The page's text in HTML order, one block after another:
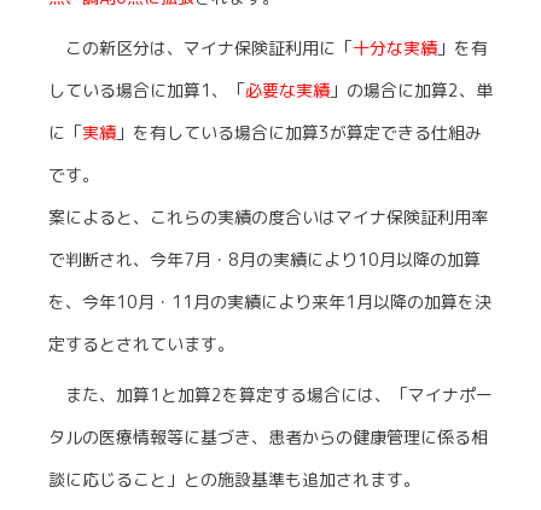
この新区分は、マイナ保険証利用に「十分な実績 」を有
している場合に加算1、「必要な実績 」の場合に加算2、単
に「実績 」を有している場合に加算3が算定できる仕組み
です。
案によると、これらの実績の度合いはマイナ保険証利用率
で判断され、今年7月・8月の実績により10月以降の加算
を、今年10月・11月の実績により来年1月以降の加算を決
定するとされています。
また、加算1と加算2を算定する場合には、「マイナポー
タルの医療情報等に基づき、患者からの健康管理に係る相
談に応じること」との施設基準も追加されます。